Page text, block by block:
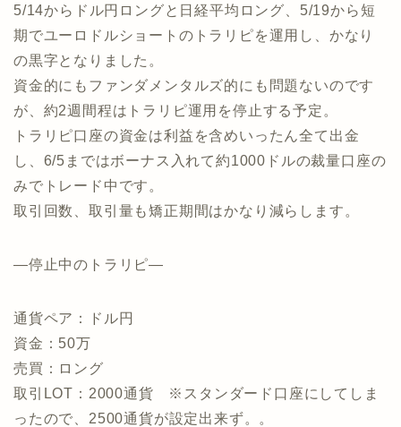
5/14からドル円ロングと日経平均ロング、5/19から短
期でユーロドルショートのトラリピを運用し、かなり
の黒字となりました。
資金的にもファンダメンタルズ的にも問題ないのです
が、約2週間程はトラリピ運用を停止する予定。
トラリピ口座の資金は利益を含めいったん全て出金
し、6/5まではボーナス入れて約1000ドルの裁量口座の
みでトレード中です。
取引回数、取引量も矯正期間はかなり減らします。
—停止中のトラリピ—
通貨ペア：ドル円
資金：50万
売買：ロング
取引LOT：2000通貨 ※スタンダード口座にしてしま
ったので、2500通貨が設定出来ず。。